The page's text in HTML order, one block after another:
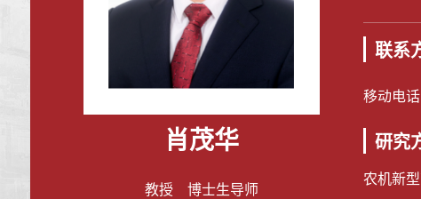
肖茂华
教授 博士生导师
联系
移动电话
研究
农机新